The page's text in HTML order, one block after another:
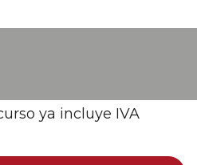
ya incluye IVA